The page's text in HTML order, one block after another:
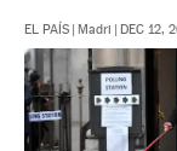
EL PAÍS | Madri | DEC 12,